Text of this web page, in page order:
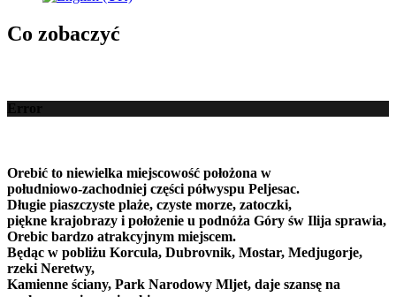
Co zobaczyć
Error
Orebić to niewielka miejscowość położona w
południowo-zachodniej części półwyspu Peljesac.
Długie piaszczyste plaże, czyste morze, zatoczki,
piękne krajobrazy i położenie u podnóża Góry św Ilija sprawia,
Orebic bardzo atrakcyjnym miejscem.
Będąc w pobliżu Korcula, Dubrovnik, Mostar, Medjugorje,
rzeki Neretwy,
Kamienne ściany, Park Narodowy Mljet, daje szansę na